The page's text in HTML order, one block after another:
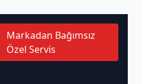
Markadan Bağımsız
Özel Servis